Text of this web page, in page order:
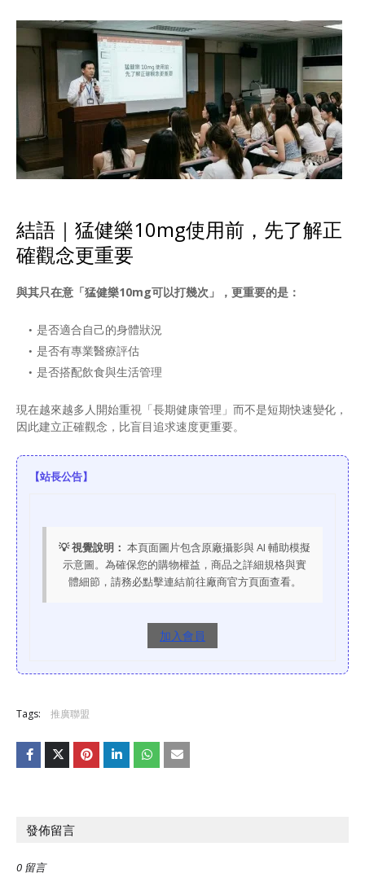
結語｜猛健樂10mg使用前，先了解正
確觀念更重要
與其只在意「猛健樂10mg可以打幾次」，更重要的是：
是否適合自己的身體狀況
是否有專業醫療評估
是否搭配飲食與生活管理
現在越來越多人開始重視「長期健康管理」而不是短期快速變化，
因此建立正確觀念，比盲目追求速度更重要。
【站長公告】
💡 視覺說明： 本頁面圖片包含原廠攝影與 AI 輔助模擬
示意圖。為確保您的購物權益，商品之詳細規格與實
體細節，請務必點擊連結前往廠商官方頁面查看。
加入會員
Tags: 推廣聯盟
發佈留言
0 留言